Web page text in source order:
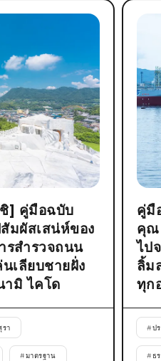
ชิ] คู่มือฉบับ
มผัสเสน่ห์ของ
รสำรวจถนน
เลียบชายฝั่ง
ามิ ไคโด
รา
#มาตรฐาน
คู่มื
คุณ
ไป
ลิ้ม
ทุก
#ป
#ธ